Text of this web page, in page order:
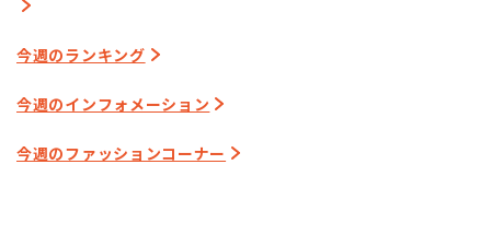
今週のランキング
今週のインフォメーション
今週のファッションコーナー